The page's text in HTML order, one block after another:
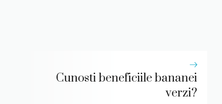
Cunosti beneficiile bananei
verzi?